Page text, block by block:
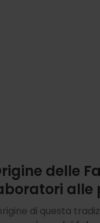
delle
alle
di questa